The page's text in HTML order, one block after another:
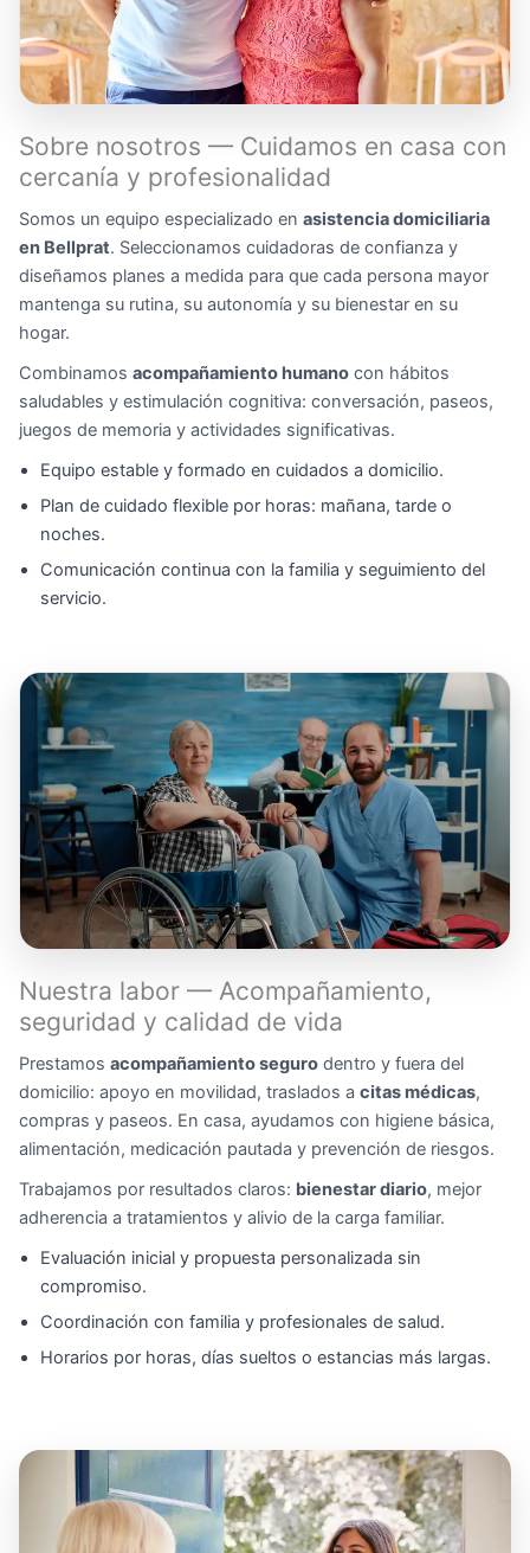
Sobre nosotros — Cuidamos en casa con
cercanía y profesionalidad
Somos un equipo especializado en asistencia domiciliaria
en Bellprat. Seleccionamos cuidadoras de confianza y
diseñamos planes a medida para que cada persona mayor
mantenga su rutina, su autonomía y su bienestar en su
hogar.
Combinamos acompañamiento humano con hábitos
saludables y estimulación cognitiva: conversación, paseos,
juegos de memoria y actividades significativas.
Equipo estable y formado en cuidados a domicilio.
Plan de cuidado flexible por horas: mañana, tarde o
noches.
Comunicación continua con la familia y seguimiento del
servicio.
Nuestra labor — Acompañamiento,
seguridad y calidad de vida
Prestamos acompañamiento seguro dentro y fuera del
domicilio: apoyo en movilidad, traslados a citas médicas,
compras y paseos. En casa, ayudamos con higiene básica,
alimentación, medicación pautada y prevención de riesgos.
Trabajamos por resultados claros: bienestar diario, mejor
adherencia a tratamientos y alivio de la carga familiar.
Evaluación inicial y propuesta personalizada sin
compromiso.
Coordinación con familia y profesionales de salud.
Horarios por horas, días sueltos o estancias más largas.